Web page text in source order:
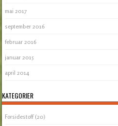
mai 2017
september 2016
februar 2016
januar 2015
april 2014
KATEGORIER
Forsidestoff(20)